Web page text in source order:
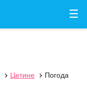
☰
 Цетине  Погода